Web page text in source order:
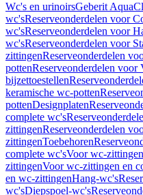
Wc's en urinoirsGeberit
wc'sReserveonderdelen voor
wc'sReserveonderdelen voor
wc'sReserveonderdelen voor
zittingenReserveonderdelen
pottenReserveonderdelen voor
bijzettoestellen
keramische wc-potten
pottenDesignplaten
complete wc's
zittingenReserveonderdelen
zittingenToebehoren
complete wc'sVoor wc-zittingen
zittingenVoor wc-zittingen en
en wc-zittingenHang-wc's
wc'sDiepspoel-wc's